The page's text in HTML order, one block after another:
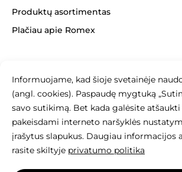
Informuojame, kad šioje svetainėje
(angl. cookies). Paspaudę mygtuką
savo sutikimą. Bet kada galėsite
pakeisdami interneto naršyklės
įrašytus slapukus. Daugiau informacijos
rasite skiltyje privatumo politika
Produktų asortimentas
Plačiau apie Romex
+370 463 14062
info@betonomozaika.lt